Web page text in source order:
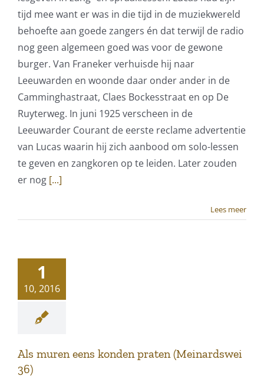
tijd mee want er was in die tijd in de muziekwereld
behoefte aan goede zangers én dat terwijl de radio
nog geen algemeen goed was voor de gewone
burger. Van Franeker verhuisde hij naar
Leeuwarden en woonde daar onder ander in de
Camminghastraat, Claes Bockesstraat en op De
Ruyterweg. In juni 1925 verscheen in de
Leeuwarder Courant de eerste reclame advertentie
van Lucas waarin hij zich aanbood om solo-lessen
te geven en zangkoren op te leiden. Later zouden
er nog [...]
Lees meer
1
10, 2016
Als muren eens konden praten (Meinardswei
36)